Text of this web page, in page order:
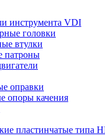
инструмента VDI
головки
втулки
патроны
оправки
опоры качения
пластинчатые типа